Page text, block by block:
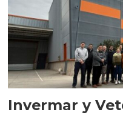
Invermar y